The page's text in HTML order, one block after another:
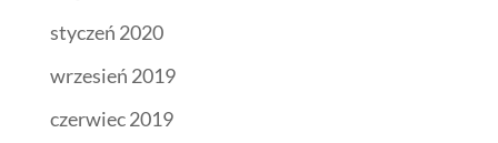
styczeń 2020
wrzesień 2019
czerwiec 2019